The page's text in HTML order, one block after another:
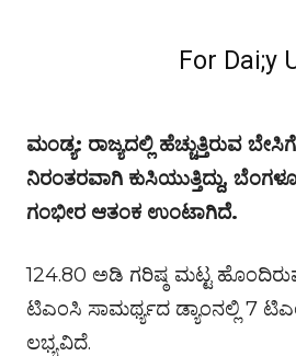
For Dai;y
ಮಂಡ್ಯ: ರಾಜ್ಯದಲ್ಲಿ ಹೆಚ್ಚುತ್ತಿರುವ
ನಿರಂತರವಾಗಿ ಕುಸಿಯುತ್ತಿದ್ದು,
ಗಂಭೀರ ಆತಂಕ ಉಂಟಾಗಿದೆ.
124.80 ಅಡಿ ಗರಿಷ್ಠ ಮಟ್ಟ
ಟಿಎಂಸಿ ಸಾಮರ್ಥ್ಯದ ಡ್ಯಾಂನಲ್ಲಿ 7
ಲಭ್ಯವಿದೆ.